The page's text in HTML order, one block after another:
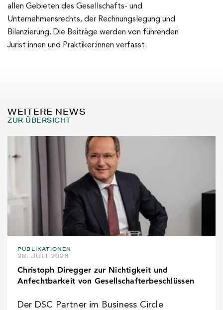
allen Gebieten des Gesellschafts- und
Unternehmensrechts, der Rechnungslegung und
Bilanzierung. Die Beiträge werden von führenden
Jurist:innen und Praktiker:innen verfasst.
WEITERE NEWS
ZUR ÜBERSICHT
PUBLIKATIONEN
28. JULI 2026
Christoph Diregger zur Nichtigkeit und
Anfechtbarkeit von Gesellschafterbeschlüssen
Der DSC Partner im Business Circle